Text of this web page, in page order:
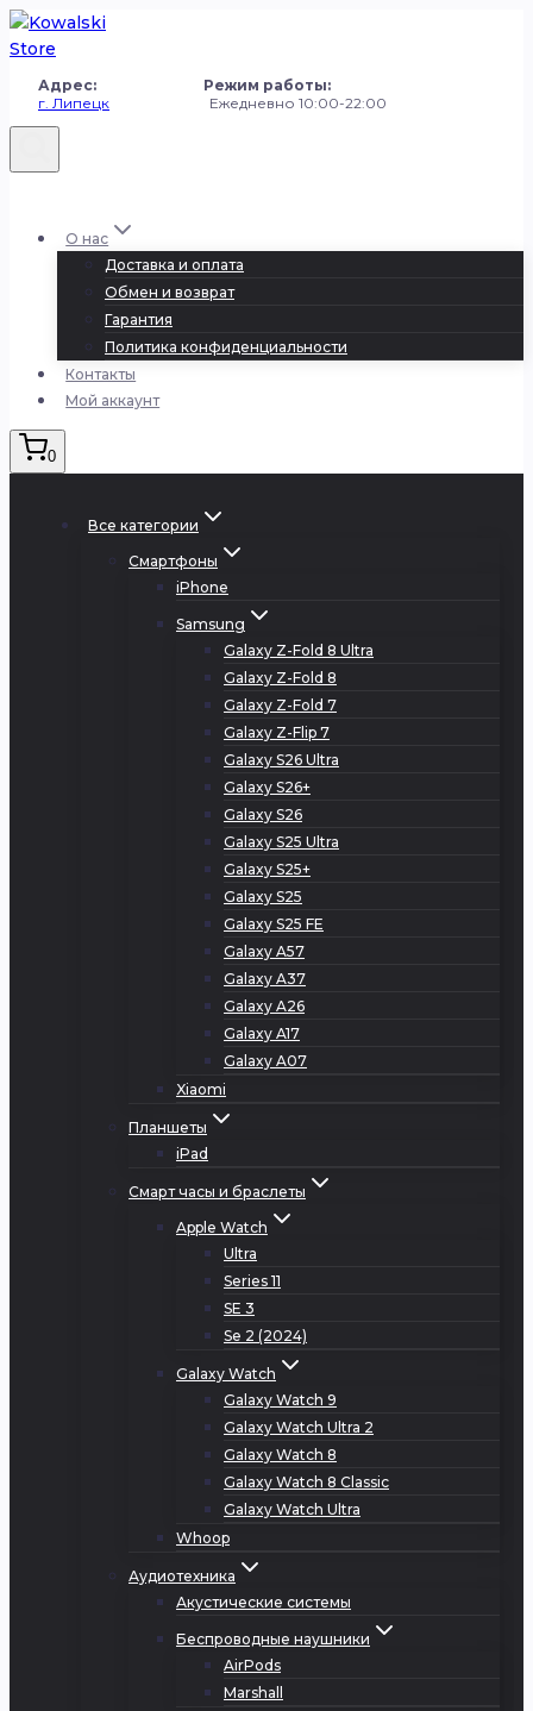
Перейти
к
Адрес: Режим работы:
г. Липецк Ежедневно 10:00-22:00
О нас
Доставка и оплата
Обмен и возврат
Гарантия
Политика конфиденциальности
Контакты
Мой аккаунт
0
Все категории
Смартфоны
iPhone
Samsung
Galaxy Z-Fold 8 Ultra
Galaxy Z-Fold 8
Galaxy Z-Fold 7
Galaxy Z-Flip 7
Galaxy S26 Ultra
Galaxy S26+
Galaxy S26
Galaxy S25 Ultra
Galaxy S25+
Galaxy S25
Galaxy S25 FE
Galaxy A57
Galaxy A37
Galaxy A26
Galaxy A17
Galaxy A07
Xiaomi
Планшеты
iPad
Смарт часы и браслеты
Apple Watch
Ultra
Series 11
SE 3
Se 2 (2024)
Galaxy Watch
Galaxy Watch 9
Galaxy Watch Ultra 2
Galaxy Watch 8
Galaxy Watch 8 Classic
Galaxy Watch Ultra
Whoop
Аудиотехника
Акустические системы
Беспроводные наушники
AirPods
Marshall